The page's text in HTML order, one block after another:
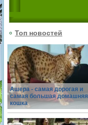
Топ новостей
Ашера - самая дорогая и
самая большая домашняя
кошка